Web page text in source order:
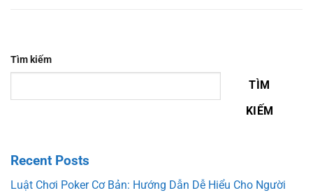
Tìm kiếm
TÌM
KIẾM
Recent Posts
Luật Chơi Poker Cơ Bản: Hướng Dẫn Dễ Hiểu Cho Người